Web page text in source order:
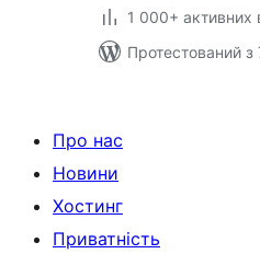
1 000+ активних
Протестований з
Про нас
Новини
Хостинг
Приватність